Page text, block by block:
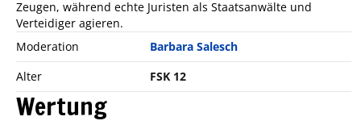
Zeugen, während echte Juristen als Staatsanwälte und
Verteidiger agieren.
Moderation
Barbara Salesch
Alter
FSK 12
Wertung